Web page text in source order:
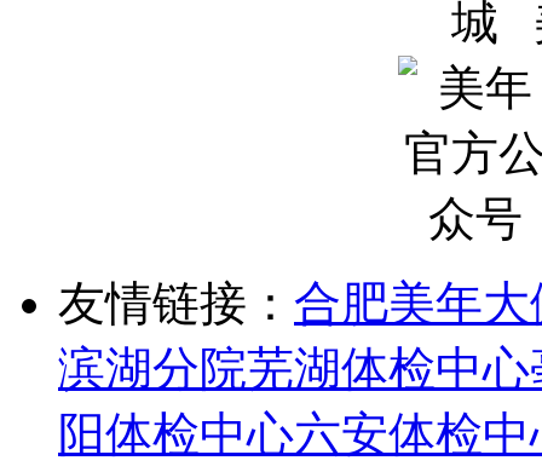
友情链接： 合肥美年
滨湖分院芜湖体检中心
阳体检中心六安体检中